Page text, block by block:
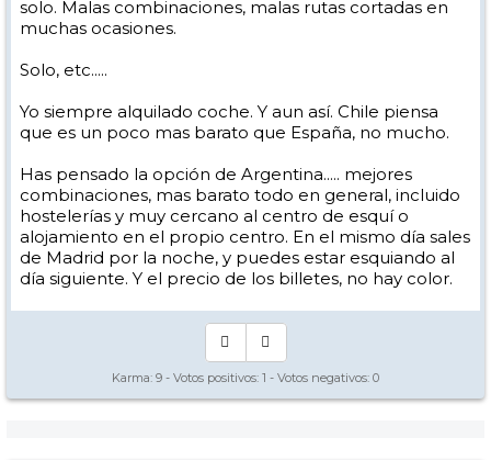
solo. Malas combinaciones, malas rutas cortadas en
muchas ocasiones.
Solo, etc.....
Yo siempre alquilado coche. Y aun así. Chile piensa
que es un poco mas barato que España, no mucho.
Has pensado la opción de Argentina..... mejores
combinaciones, mas barato todo en general, incluido
hostelerías y muy cercano al centro de esquí o
alojamiento en el propio centro. En el mismo día sales
de Madrid por la noche, y puedes estar esquiando al
día siguiente. Y el precio de los billetes, no hay color.
Karma: 9 - Votos positivos: 1 - Votos negativos: 0